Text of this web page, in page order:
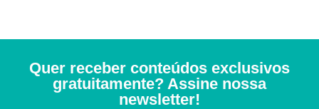
Quer receber conteúdos exclusivos
gratuitamente? Assine nossa
newsletter!